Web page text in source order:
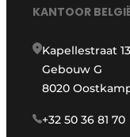
KANTOOR
Kapellestraat
Gebouw G
8020
+32 50 36 81 70